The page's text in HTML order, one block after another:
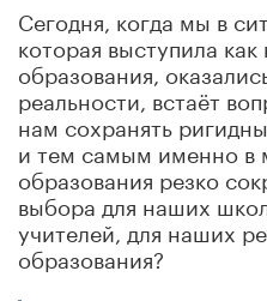
Сегодня, когда мы в
которая выступила
образования,
реальности, встаёт
нам сохранять
и тем самым именно в
образования резко
выбора для наших
учителей, для наших
образования?